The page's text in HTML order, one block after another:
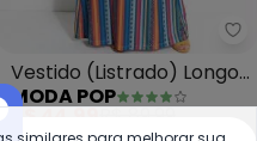
- Vestido com Gola
Vestido (Listrado) Longo
com Alças
MODA POP
R$ 44,99R$ 89,99